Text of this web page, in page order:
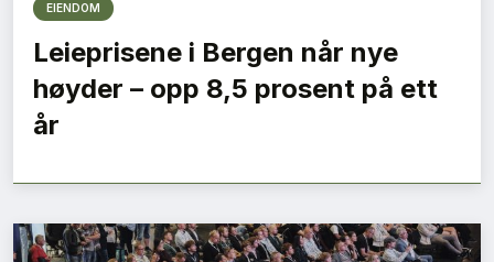
EIENDOM
Leieprisene i Bergen når nye
høyder – opp 8,5 prosent på ett
år